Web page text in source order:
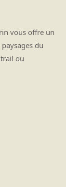
vous offre un
du
ou